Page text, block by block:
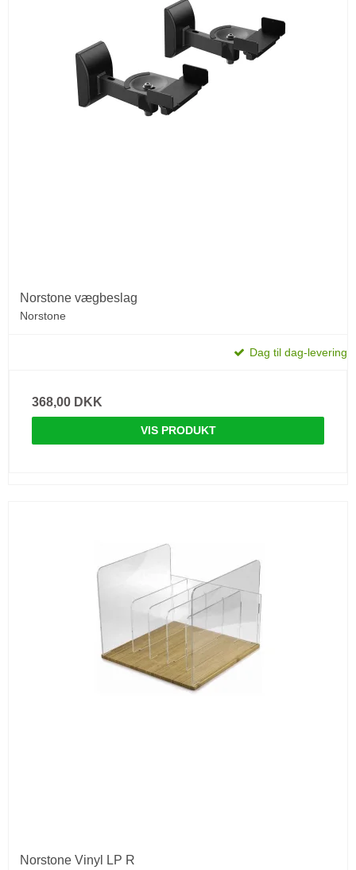
Norstone vægbeslag
Norstone
Dag til dag-levering
368,00 DKK
VIS PRODUKT
Norstone Vinyl LP R